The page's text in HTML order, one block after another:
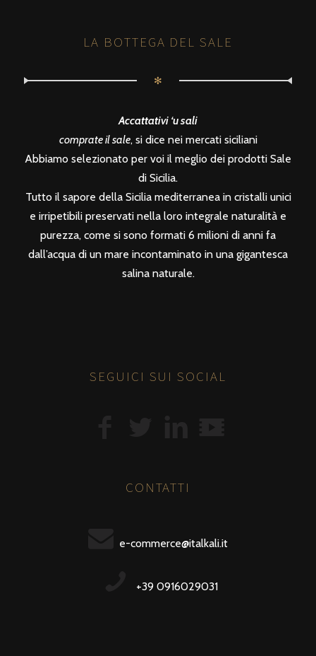
LA BOTTEGA DEL SALE
✻
Accattativi ‘u sali
comprate il sale, si dice nei mercati siciliani
Abbiamo selezionato per voi il meglio dei prodotti Sale
di Sicilia.
Tutto il sapore della Sicilia mediterranea in cristalli unici
e irripetibili preservati nella loro integrale naturalità e
purezza, come si sono formati 6 milioni di anni fa
dall’acqua di un mare incontaminato in una gigantesca
salina naturale.
SEGUICI SUI SOCIAL
CONTATTI
e-commerce@italkali.it
+39 0916029031